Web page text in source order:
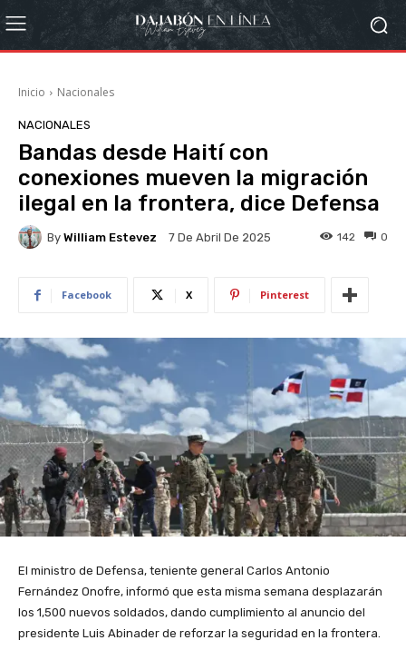
Inicio Nacionales
NACIONALES
Bandas desde Haití con
conexiones mueven la migración
ilegal en la frontera, dice Defensa
By William Estevez 7 De Abril De 2025 0
142
Facebook X Pinterest
El ministro de Defensa, teniente general Carlos Antonio
Fernández Onofre, informó que esta misma semana desplazarán
los 1,500 nuevos soldados, dando cumplimiento al anuncio del
presidente Luis Abinader de reforzar la seguridad en la frontera.